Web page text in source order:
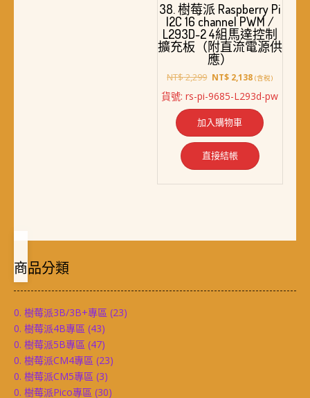
38. 樹莓派 Raspberry Pi
I2C 16 channel PWM /
L293D-2 4組馬達控制
擴充板（附直流電源供
應）
NT$2,299 原
價
NT$ 2,299。
NT$ 2,138目
價
格：
NT$ 2,138。
(含稅)
貨號: rs-pi-9685-L293d-pw
加入購物車
直接結帳
商品分類
0. 樹莓派3B/3B+專區 (23)
0. 樹莓派4B專區 (43)
0. 樹莓派5B專區 (47)
0. 樹莓派CM4專區 (23)
0. 樹莓派CM5專區 (3)
0. 樹莓派Pico專區 (30)